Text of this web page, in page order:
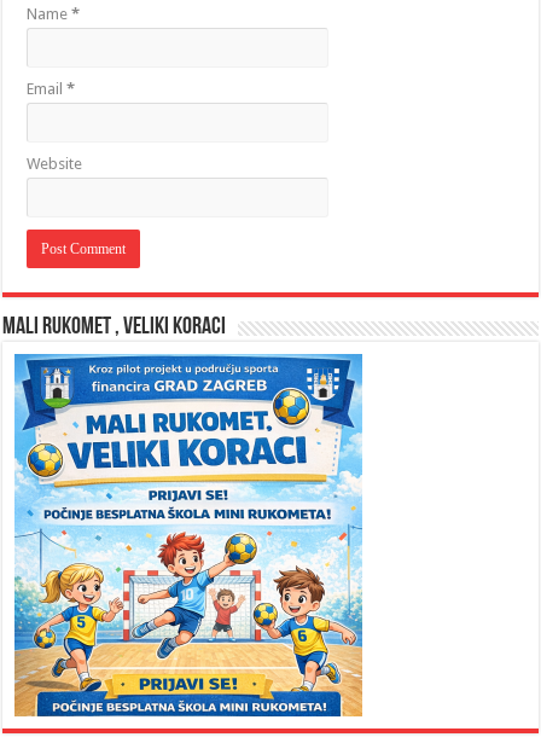
Name*
Email*
Website
MALI RUKOMET , VELIKI KORACI